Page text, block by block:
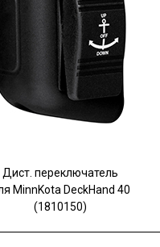
Дист. переключатель
MinnKota DeckHand 40
(1810150)